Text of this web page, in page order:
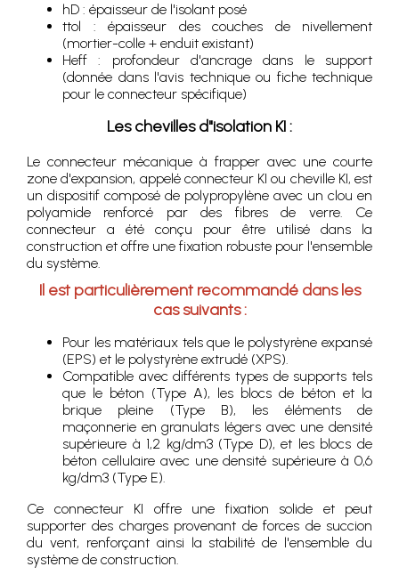
hD : épaisseur de l'isolant posé
ttol : épaisseur des couches de nivellement
(mortier-colle + enduit existant)
Heff : profondeur d'ancrage dans le support
(donnée dans l'avis technique ou fiche technique
pour le connecteur spécifique)
Les chevilles d"isolation KI :
Le connecteur mécanique à frapper avec une courte
zone d'expansion, appelé connecteur KI ou cheville KI, est
un dispositif composé de polypropylène avec un clou en
polyamide renforcé par des fibres de verre. Ce
connecteur a été conçu pour être utilisé dans la
construction et offre une fixation robuste pour l'ensemble
du système.
Il est particulièrement recommandé dans les
cas suivants :
Pour les matériaux tels que le polystyrène expansé
(EPS) et le polystyrène extrudé (XPS).
Compatible avec différents types de supports tels
que le béton (Type A), les blocs de béton et la
brique pleine (Type B), les éléments de
maçonnerie en granulats légers avec une densité
supérieure à 1,2 kg/dm3 (Type D), et les blocs de
béton cellulaire avec une densité supérieure à 0,6
kg/dm3 (Type E).
Ce connecteur KI offre une fixation solide et peut
supporter des charges provenant de forces de succion
du vent, renforçant ainsi la stabilité de l'ensemble du
système de construction.